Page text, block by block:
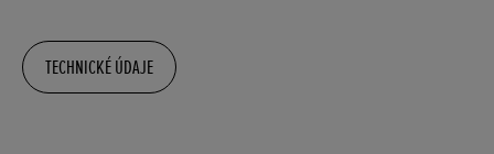
TECHNICKÉ ÚDAJE